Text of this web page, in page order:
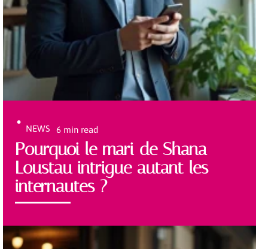
NEWS 6 min read
Pourquoi le mari de Shana
Loustau intrigue autant les
internautes ?